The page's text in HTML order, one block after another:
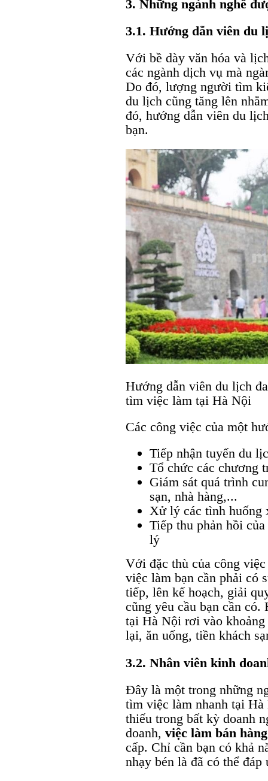
3. Những ngành nghề
3.1. Hướng dẫn viên du
Với bề dày văn hóa và
các ngành dịch vụ mà
Do đó, lượng người tìm
du lịch cũng tăng lên
đó, hướng dẫn viên du
bạn.
Hướng dẫn viên du lịch
tìm việc làm tại Hà Nội
Các công việc của một
Tiếp nhận tuyến du
Tổ chức các chương
Giám sát quá trình
sạn, nhà hàng,...
Xử lý các tình huống
Tiếp thu phản hồi
lý
Với đặc thù của công
việc làm bạn cần phải có
tiếp, lên kế hoạch, giải
cũng yêu cầu bạn cần
tại Hà Nội rơi vào
lại, ăn uống, tiền khách
3.2. Nhân viên kinh
Đây là một trong những
tìm việc làm nhanh tại
thiếu trong bất kỳ doanh
doanh, việc làm bán hàng
cấp. Chỉ cần bạn có khả
nhạy bén là đã có thể đáp